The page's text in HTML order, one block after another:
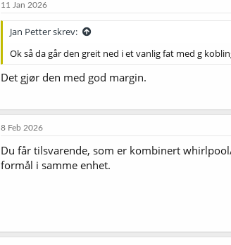
11 Jan 2026
Jan Petter skrev:
Ok så da går den greit ned i et vanlig fat med g
Det gjør den med god margin.
8 Feb 2026
Du får tilsvarende, som er kombinert
formål i samme enhet.